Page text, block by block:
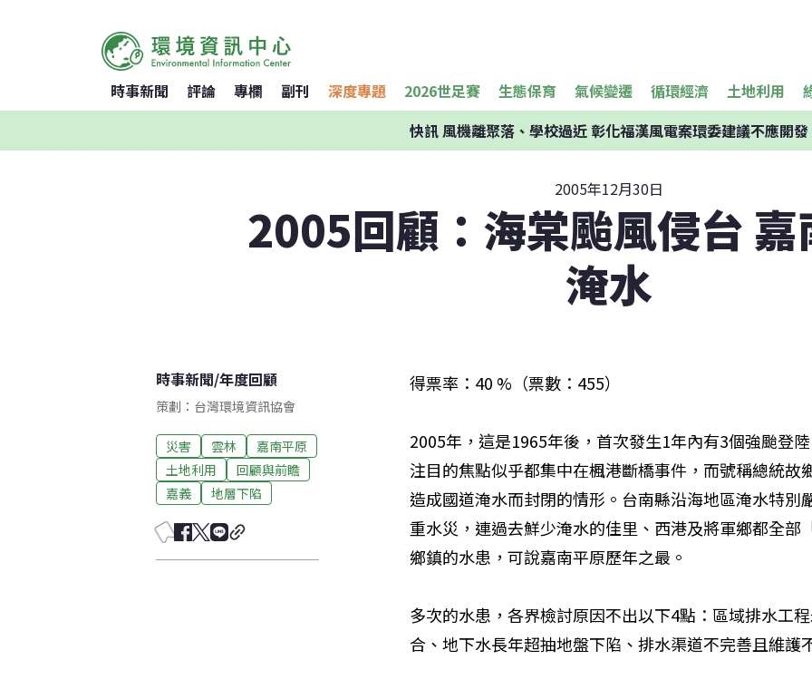
時事新聞 評論 專欄 副刊 深度專題 2026世足賽 生態保育 氣候變遷 循環經濟 土地利用
快訊風機離聚落、學校過近 彰化福漢風電案環委建議不應開發
2005年12月30日
2005回顧：海棠颱風侵台 嘉
淹水
時事新聞/年度回顧
策劃：台灣環境資訊協會
災害 雲林
嘉南平原
土地利用
回顧與前瞻
嘉義
地層下陷
得票率：40 %（票數：455）
2005年，這是1965年後，首次發生1年內有3個強颱登
注目的焦點似乎都集中在楓港斷橋事件，而號稱總統故
造成國道淹水而封閉的情形。台南縣沿海地區淹水特別
重水災，連過去鮮少淹水的佳里、西港及將軍鄉都全部
鄉鎮的水患，可說嘉南平原歷年之最。
多次的水患，各界檢討原因不出以下4點：區域排水工
合、地下水長年超抽地盤下陷、排水渠道不完善且維護